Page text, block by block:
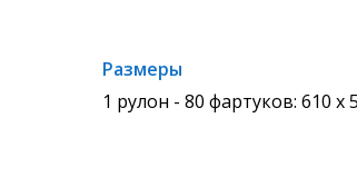
Размеры
1 рулон - 80 фартуков: 610 x